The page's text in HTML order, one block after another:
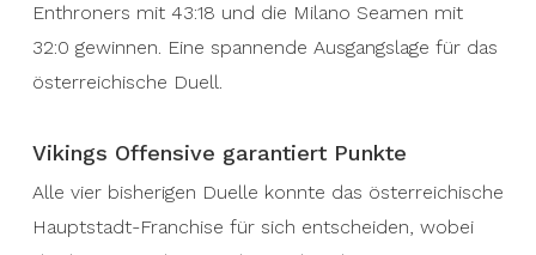
Enthroners mit 43:18 und die Milano Seamen mit
32:0 gewinnen. Eine spannende Ausgangslage für das
österreichische Duell.
Vikings Offensive garantiert Punkte
Alle vier bisherigen Duelle konnte das österreichische
Hauptstadt-Franchise für sich entscheiden, wobei